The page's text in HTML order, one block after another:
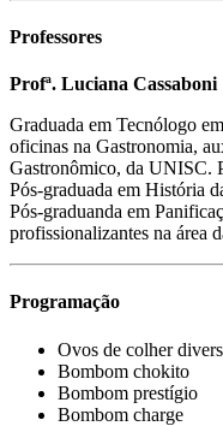
Professores
Profª. Luciana Cassaboni
Graduada em Tecnólogo
oficinas na Gastronomia,
Gastronômico, da UNISC.
Pós-graduada em História
Pós-graduanda em
profissionalizantes na área
Programação
Ovos de colher
Bombom chokito
Bombom prestígio
Bombom charge